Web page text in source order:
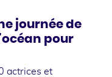
journée de
pour
actrices et